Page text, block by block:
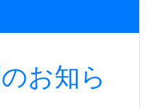
お知ら